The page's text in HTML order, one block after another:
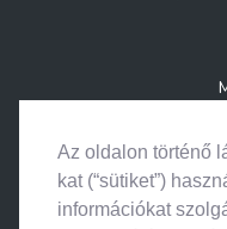
Az oldalon történő
kat (“sütiket”)
információkat